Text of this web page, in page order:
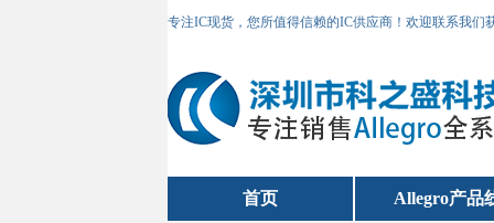
专注IC现货，您所值得信赖的IC供应商！欢迎联系我们
首页 Allegro产品